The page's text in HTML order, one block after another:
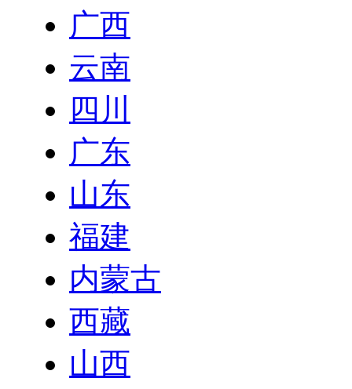
广西
云南
四川
广东
山东
福建
内蒙古
西藏
山西